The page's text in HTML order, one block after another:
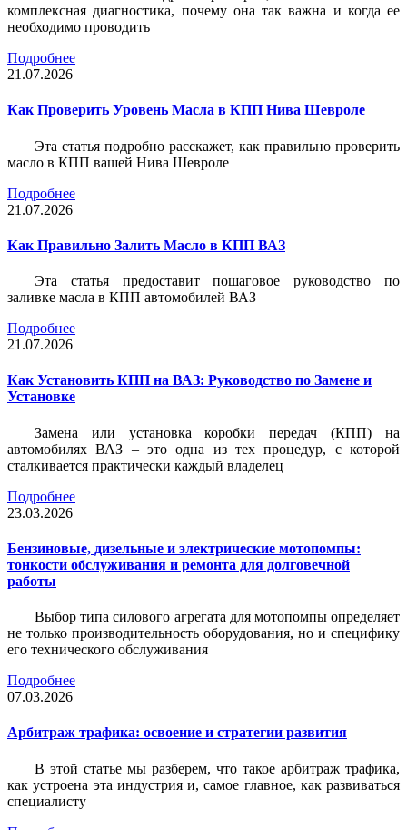
комплексная диагностика, почему она так важна и когда ее
необходимо проводить
Подробнее
21.07.2026
Как Проверить Уровень Масла в КПП Нива Шевроле
Эта статья подробно расскажет, как правильно проверить
масло в КПП вашей Нива Шевроле
Подробнее
21.07.2026
Как Правильно Залить Масло в КПП ВАЗ
Эта статья предоставит пошаговое руководство по
заливке масла в КПП автомобилей ВАЗ
Подробнее
21.07.2026
Как Установить КПП на ВАЗ: Руководство по Замене и
Установке
Замена или установка коробки передач (КПП) на
автомобилях ВАЗ – это одна из тех процедур, с которой
сталкивается практически каждый владелец
Подробнее
23.03.2026
Бензиновые, дизельные и электрические мотопомпы:
тонкости обслуживания и ремонта для долговечной
работы
Выбор типа силового агрегата для мотопомпы определяет
не только производительность оборудования, но и специфику
его технического обслуживания
Подробнее
07.03.2026
Арбитраж трафика: освоение и стратегии развития
В этой статье мы разберем, что такое арбитраж трафика,
как устроена эта индустрия и, самое главное, как развиваться
специалисту